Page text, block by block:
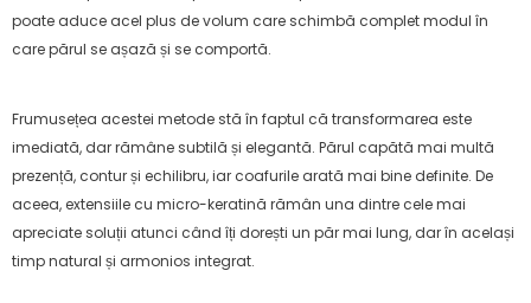
poate aduce acel plus de volum care schimbă complet modul în
care părul se așază și se comportă.
Frumusețea acestei metode stă în faptul că transformarea este
imediată, dar rămâne subtilă și elegantă. Părul capătă mai multă
prezență, contur și echilibru, iar coafurile arată mai bine definite. De
aceea, extensiile cu micro-keratină rămân una dintre cele mai
apreciate soluții atunci când îți dorești un păr mai lung, dar în același
timp natural și armonios integrat.